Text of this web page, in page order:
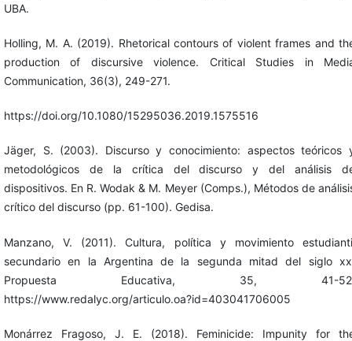
UBA.
Holling, M. A. (2019). Rhetorical contours of violent frames and
production of discursive violence. Critical Studies in
Communication, 36(3), 249-271.
https://doi.org/10.1080/15295036.2019.1575516
Jäger, S. (2003). Discurso y conocimiento: aspectos teóricos
metodológicos de la crítica del discurso y del análisis
dispositivos. En R. Wodak & M. Meyer (Comps.), Métodos de
crítico del discurso (pp. 61-100). Gedisa.
Manzano, V. (2011). Cultura, política y movimiento
secundario en la Argentina de la segunda mitad del siglo
Propuesta Educativa, 35, 41-
https://www.redalyc.org/articulo.oa?id=403041706005
Monárrez Fragoso, J. E. (2018). Feminicide: Impunity for